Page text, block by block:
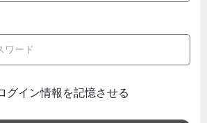
グイン情報を記憶させる